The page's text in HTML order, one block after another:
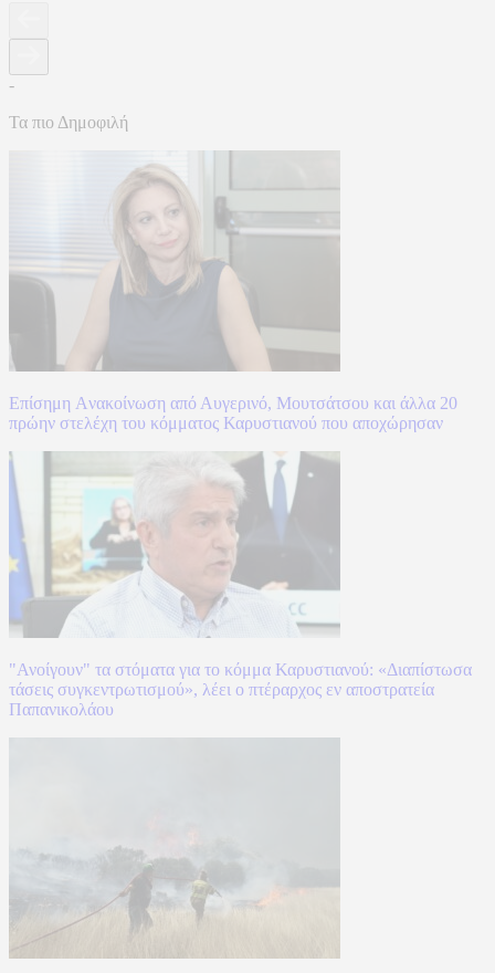
-
Τα πιο Δημοφιλή
Επίσημη Aνακοίνωση από Αυγερινό, Μουτσάτσου και άλλα 20
πρώην στελέχη του κόμματος Καρυστιανού που αποχώρησαν
"Ανοίγουν" τα στόματα για το κόμμα Καρυστιανού: «Διαπίστωσα
τάσεις συγκεντρωτισμού», λέει ο πτέραρχος εν αποστρατεία
Παπανικολάου